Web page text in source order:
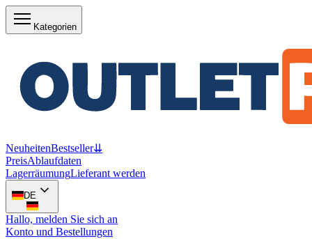
Kategorien
NeuheitenBestseller⇊
PreisAblaufdaten
LagerräumungLieferant werden
DE
Hallo, melden Sie sich an
Konto und Bestellungen